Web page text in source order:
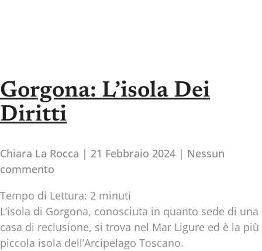
Gorgona: L’isola Dei
Diritti
Chiara La Rocca 21 Febbraio 2024
Nessun
commento
Tempo di Lettura: 2 minuti
L’isola di Gorgona, conosciuta in quanto sede di una
casa di reclusione, si trova nel Mar Ligure ed è la più
piccola isola dell’Arcipelago Toscano.